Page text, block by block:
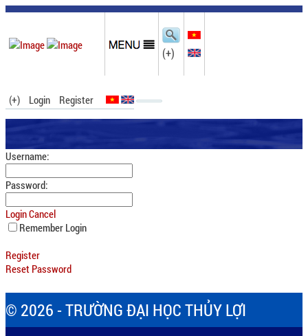
(+)
(+) Login Register
Username:
Password:
LoginCancel
Remember Login
Register
Reset Password
© 2026 - TRƯỜNG ĐẠI HỌC THỦY LỢI